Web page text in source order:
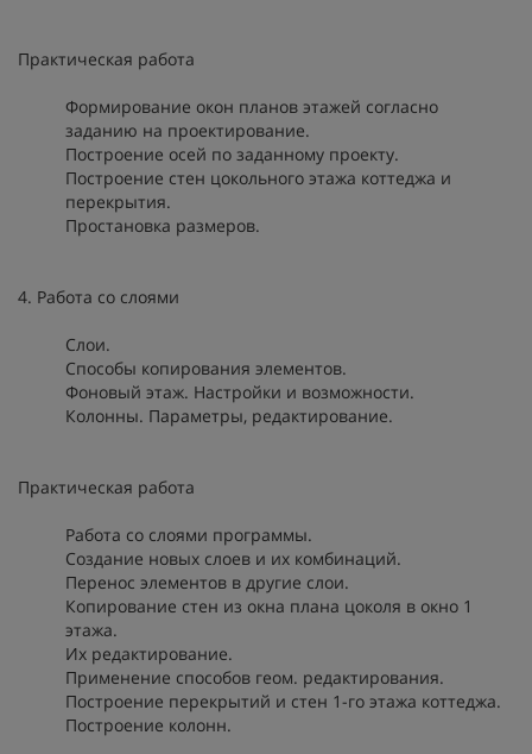
Практическая работа
Формирование окон планов этажей согласно
заданию на проектирование.
Построение осей по заданному проекту.
Построение стен цокольного этажа коттеджа и
перекрытия.
Простановка размеров.
4. Работа со слоями
Слои.
Способы копирования элементов.
Фоновый этаж. Настройки и возможности.
Колонны. Параметры, редактирование.
Практическая работа
Работа со слоями программы.
Создание новых слоев и их комбинаций.
Перенос элементов в другие слои.
Копирование стен из окна плана цоколя в окно 1
этажа.
Их редактирование.
Применение способов геом. редактирования.
Построение перекрытий и стен 1-го этажа коттеджа.
Построение колонн.